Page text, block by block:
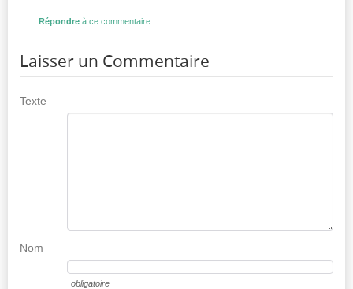
Répondre à ce commentaire
Laisser un Commentaire
Texte
Nom
obligatoire